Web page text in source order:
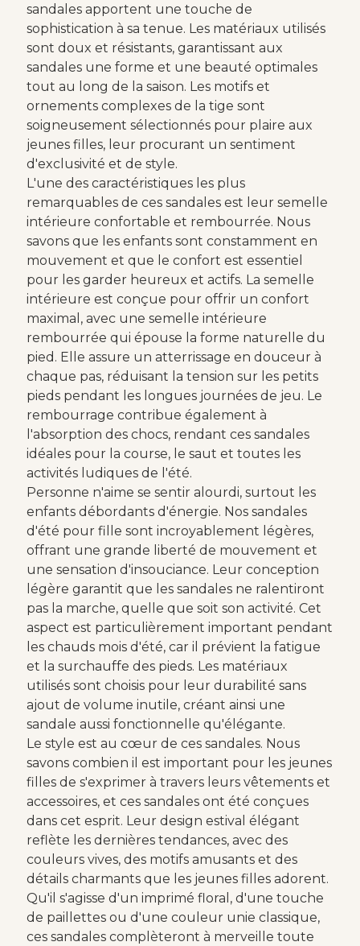
sandales apportent une touche de
sophistication à sa tenue. Les matériaux utilisés
sont doux et résistants, garantissant aux
sandales une forme et une beauté optimales
tout au long de la saison. Les motifs et
ornements complexes de la tige sont
soigneusement sélectionnés pour plaire aux
jeunes filles, leur procurant un sentiment
d'exclusivité et de style.
L'une des caractéristiques les plus
remarquables de ces sandales est leur semelle
intérieure confortable et rembourrée. Nous
savons que les enfants sont constamment en
mouvement et que le confort est essentiel
pour les garder heureux et actifs. La semelle
intérieure est conçue pour offrir un confort
maximal, avec une semelle intérieure
rembourrée qui épouse la forme naturelle du
pied. Elle assure un atterrissage en douceur à
chaque pas, réduisant la tension sur les petits
pieds pendant les longues journées de jeu. Le
rembourrage contribue également à
l'absorption des chocs, rendant ces sandales
idéales pour la course, le saut et toutes les
activités ludiques de l'été.
Personne n'aime se sentir alourdi, surtout les
enfants débordants d'énergie. Nos sandales
d'été pour fille sont incroyablement légères,
offrant une grande liberté de mouvement et
une sensation d'insouciance. Leur conception
légère garantit que les sandales ne ralentiront
pas la marche, quelle que soit son activité. Cet
aspect est particulièrement important pendant
les chauds mois d'été, car il prévient la fatigue
et la surchauffe des pieds. Les matériaux
utilisés sont choisis pour leur durabilité sans
ajout de volume inutile, créant ainsi une
sandale aussi fonctionnelle qu'élégante.
Le style est au cœur de ces sandales. Nous
savons combien il est important pour les jeunes
filles de s'exprimer à travers leurs vêtements et
accessoires, et ces sandales ont été conçues
dans cet esprit. Leur design estival élégant
reflète les dernières tendances, avec des
couleurs vives, des motifs amusants et des
détails charmants que les jeunes filles adorent.
Qu'il s'agisse d'un imprimé floral, d'une touche
de paillettes ou d'une couleur unie classique,
ces sandales complèteront à merveille toute